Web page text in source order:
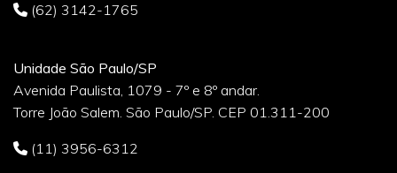
(62) 3142-1765
Unidade São Paulo/SP
Avenida Paulista, 1079 - 7º e 8º andar.
Torre João Salem. São Paulo/SP. CEP 01.311-200
(11) 3956-6312